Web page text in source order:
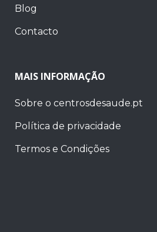
Blog
Contacto
MAIS INFORMAÇÃO
Sobre o centrosdesaude.pt
Política de privacidade
Termos e Condições